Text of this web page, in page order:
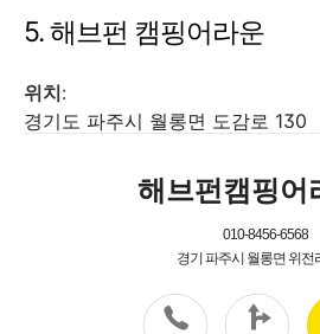
5. 해브펀 캠핑어라운
위치:
경기도 파주시 월롱면 도감로 130